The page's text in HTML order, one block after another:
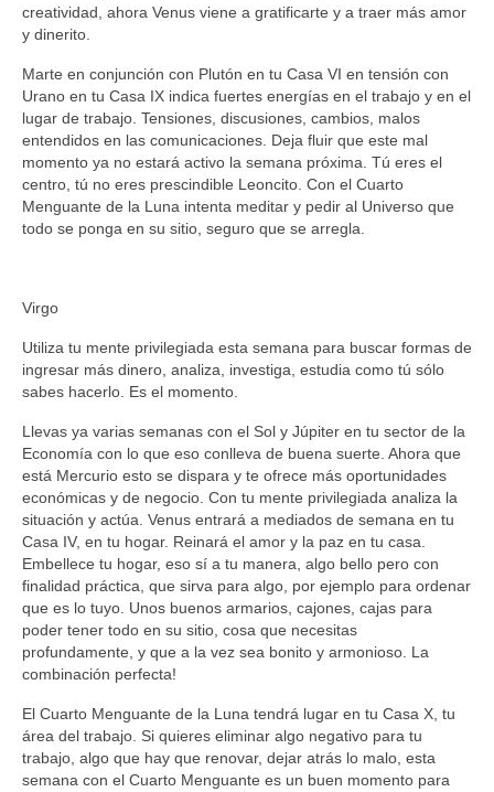
creatividad, ahora Venus viene a gratificarte y a traer más amor
y dinerito.
Marte en conjunción con Plutón en tu Casa VI en tensión con
Urano en tu Casa IX indica fuertes energías en el trabajo y en el
lugar de trabajo. Tensiones, discusiones, cambios, malos
entendidos en las comunicaciones. Deja fluir que este mal
momento ya no estará activo la semana próxima. Tú eres el
centro, tú no eres prescindible Leoncito. Con el Cuarto
Menguante de la Luna intenta meditar y pedir al Universo que
todo se ponga en su sitio, seguro que se arregla.
Virgo
Utiliza tu mente privilegiada esta semana para buscar formas de
ingresar más dinero, analiza, investiga, estudia como tú sólo
sabes hacerlo. Es el momento.
Llevas ya varias semanas con el Sol y Júpiter en tu sector de la
Economía con lo que eso conlleva de buena suerte. Ahora que
está Mercurio esto se dispara y te ofrece más oportunidades
económicas y de negocio. Con tu mente privilegiada analiza la
situación y actúa. Venus entrará a mediados de semana en tu
Casa IV, en tu hogar. Reinará el amor y la paz en tu casa.
Embellece tu hogar, eso sí a tu manera, algo bello pero con
finalidad práctica, que sirva para algo, por ejemplo para ordenar
que es lo tuyo. Unos buenos armarios, cajones, cajas para
poder tener todo en su sitio, cosa que necesitas
profundamente, y que a la vez sea bonito y armonioso. La
combinación perfecta!
El Cuarto Menguante de la Luna tendrá lugar en tu Casa X, tu
área del trabajo. Si quieres eliminar algo negativo para tu
trabajo, algo que hay que renovar, dejar atrás lo malo, esta
semana con el Cuarto Menguante es un buen momento para